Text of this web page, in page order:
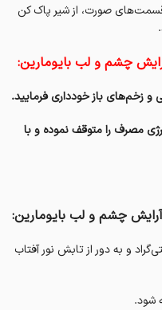
صورت، از شیر پاک کن
چشم و لب بایومارین:
و زخم‌های باز خودداری فرمایید.
مصرف را متوقف نموده و با
آرایش چشم و لب بایومارین:
تا ۳۰ درجه‌ی سانتی‌گراد و به دور از تابش نور آفتاب
شود.